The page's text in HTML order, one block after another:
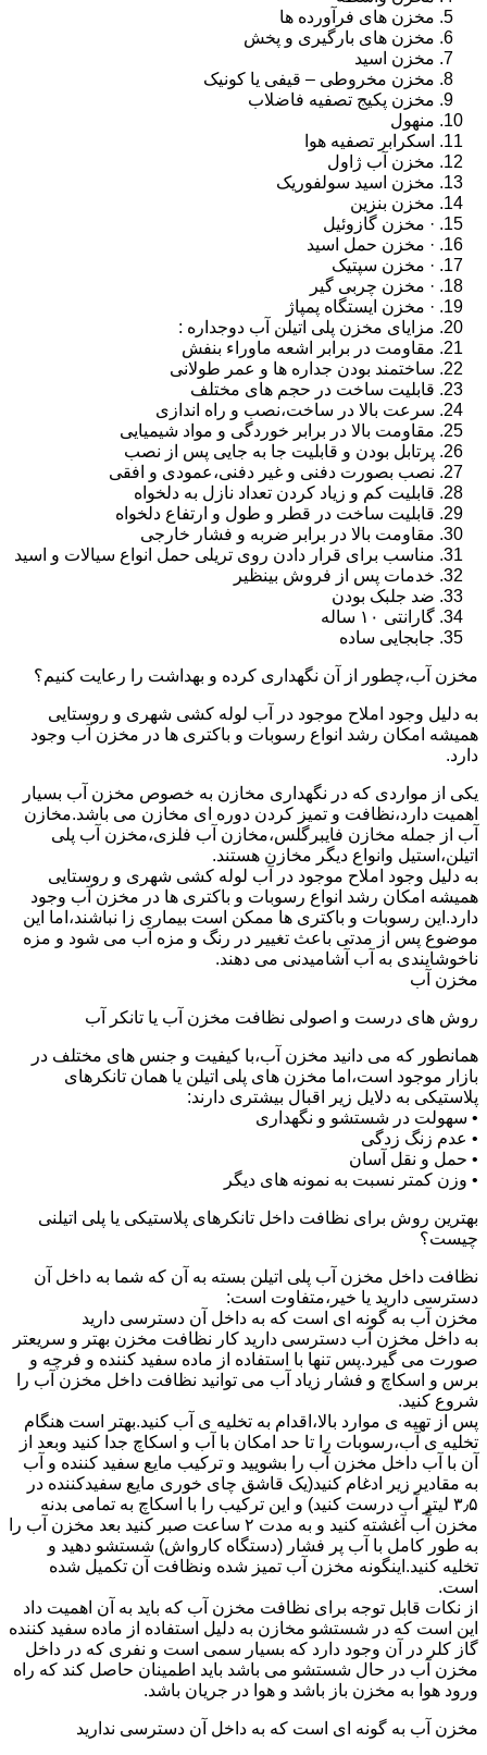
مخزن های فرآورده ها
مخزن های بارگیری و پخش
مخزن اسید
مخزن مخروطی – قیفی یا کونیک
مخزن پکیج تصفیه فاضلاب
منهول
اسکرابر تصفیه هوا
مخزن آب ژاول
مخزن اسید سولفوریک
مخزن بنزین
· مخزن گازوئیل
· مخزن حمل اسید
· مخزن سپتیک
· مخزن چربی گیر
· مخزن ایستگاه پمپاژ
مزایای مخزن پلی اتیلن آب دوجداره :
مقاومت در برابر اشعه ماوراء بنفش
ساختمند بودن جداره ها و عمر طولانی
قابلیت ساخت در حجم های مختلف
سرعت بالا در ساخت،نصب و راه اندازی
مقاومت بالا در برابر خوردگی و مواد شیمیایی
پرتابل بودن و قابلیت جا به جایی پس از نصب
نصب بصورت دفنی و غیر دفنی،عمودی و افقی
قابلیت کم و زیاد کردن تعداد نازل به دلخواه
قابلیت ساخت در قطر و طول و ارتفاع دلخواه
مقاومت بالا در برابر ضربه و فشار خارجی
مناسب برای قرار دادن روی تریلی حمل انواع سیالات و اسید
خدمات پس از فروش بینظیر
ضد جلبک بودن
گارانتی ۱۰ ساله
جابجایی ساده
مخزن آب،چطور از آن نگهداری کرده و بهداشت را رعایت کنیم؟
به دلیل وجود املاح موجود در آب لوله کشی شهری و روستایی
همیشه امکان رشد انواع رسوبات و باکتری ها در مخزن آب وجود
دارد.
یکی از مواردی که در نگهداری مخازن به خصوص مخزن آب بسیار
اهمیت دارد،نظافت و تمیز کردن دوره ای مخازن می باشد.مخازن
آب از جمله مخازن فایبرگلس،مخازن آب فلزی،مخزن آب پلی
اتیلن،استیل وانواع دیگر مخازن هستند.
به دلیل وجود املاح موجود در آب لوله کشی شهری و روستایی
همیشه امکان رشد انواع رسوبات و باکتری ها در مخزن آب وجود
دارد.این رسوبات و باکتری ها ممکن است بیماری زا نباشند،اما این
موضوع پس از مدتی باعث تغییر در رنگ و مزه آب می شود و مزه
ناخوشایندی به آب آشامیدنی می دهند.
مخزن آب
روش های درست و اصولی نظافت مخزن آب یا تانکر آب
همانطور که می دانید مخزن آب،با کیفیت و جنس های مختلف در
بازار موجود است،اما مخزن های پلی اتیلن یا همان تانکرهای
پلاستیکی به دلایل زیر اقبال بیشتری دارند:
• سهولت در شستشو و نگهداری
• عدم زنگ زدگی
• حمل و نقل آسان
• وزن کمتر نسبت به نمونه های دیگر
بهترین روش برای نظافت داخل تانکرهای پلاستیکی یا پلی اتیلنی
چیست؟
نظافت داخل مخزن آب پلی اتیلن بسته به آن که شما به داخل آن
دسترسی دارید یا خیر،متفاوت است:
مخزن آب به گونه ای است که به داخل آن دسترسی دارید
به داخل مخزن آب دسترسی دارید کار نظافت مخزن بهتر و سریعتر
صورت می گیرد.پس تنها با استفاده از ماده سفید کننده و فرچه و
برس و اسکاچ و فشار زیاد آب می توانید نظافت داخل مخزن آب را
شروع کنید.
پس از تهیه ی موارد بالا،اقدام به تخلیه ی آب کنید.بهتر است هنگام
تخلیه ی آب،رسوبات را تا حد امکان با آب و اسکاچ جدا کنید وبعد از
آن با آب داخل مخزن آب را بشویید و ترکیب مایع سفید کننده و آب
به مقادیر زیر ادغام کنید(یک قاشق چای خوری مایع سفیدکننده در
۳٫۵ لیتر آب درست کنید) و این ترکیب را با اسکاچ به تمامی بدنه
مخزن آّب آغشته کنید و به مدت ۲ ساعت صبر کنید بعد مخزن آب را
به طور کامل با آب پر فشار (دستگاه کارواش) شستشو دهید و
تخلیه کنید.اینگونه مخزن آب تمیز شده ونظافت آن تکمیل شده
است.
از نکات قابل توجه برای نظافت مخزن آب که باید به آن اهمیت داد
این است که در شستشو مخازن به دلیل استفاده از ماده سفید کننده
گاز کلر در آن وجود دارد که بسیار سمی است و نفری که در داخل
مخزن آب در حال شستشو می باشد باید اطمینان حاصل کند که راه
ورود هوا به مخزن باز باشد و هوا در جریان باشد.
مخزن آب به گونه ای است که به داخل آن دسترسی ندارید